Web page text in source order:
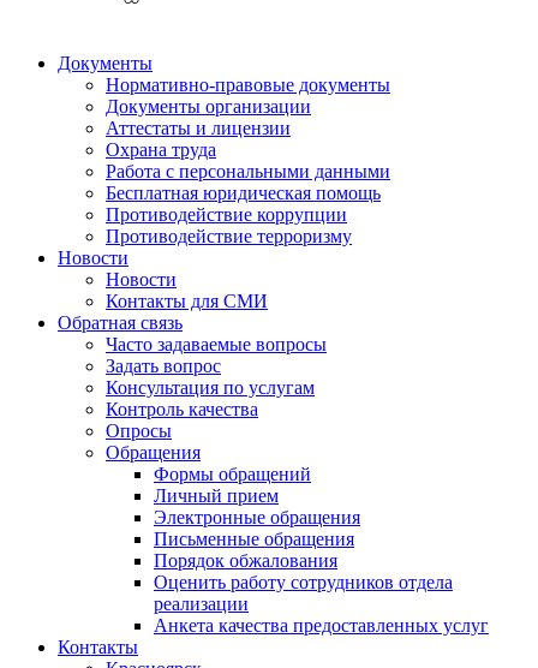
Документы
Нормативно-правовые документы
Документы организации
Аттестаты и лицензии
Охрана труда
Работа с персональными данными
Бесплатная юридическая помощь
Противодействие коррупции
Противодействие терроризму
Новости
Новости
Контакты для СМИ
Обратная связь
Часто задаваемые вопросы
Задать вопрос
Консультация по услугам
Контроль качества
Опросы
Обращения
Формы обращений
Личный прием
Электронные обращения
Письменные обращения
Порядок обжалования
Оценить работу сотрудников отдела
реализации
Анкета качества предоставленных услуг
Контакты